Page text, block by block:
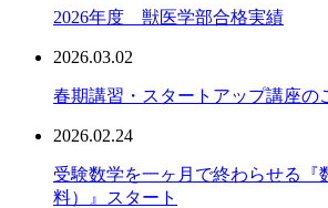
2026年度 獣医学部合格実績
2026.03.02
春期講習・スタートアップ講座の
2026.02.24
受験数学を一ヶ月で終わらせる『
料）』スタート